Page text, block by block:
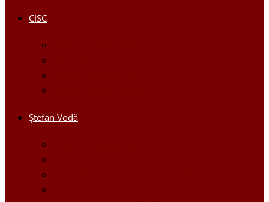
CISC
Ştefan Vodă